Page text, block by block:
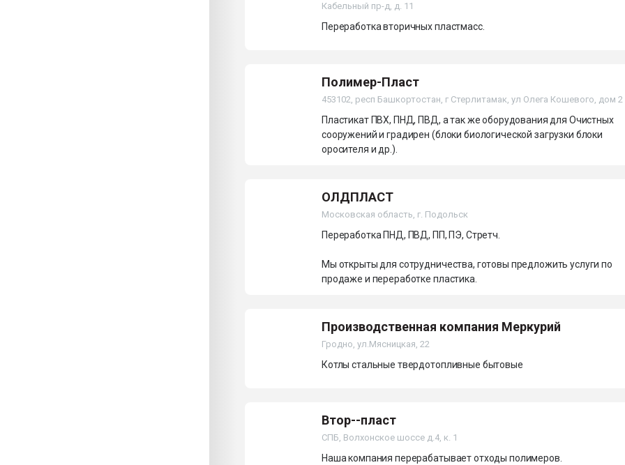
Кабельный пр-д, д. 11
Переработка вторичных пластмасс.
Полимер-Пласт
453102, респ Башкортостан, г Стерлитамак, ул Олега Кошевого, дом 2
Пластикат ПВХ, ПНД, ПВД, а так же оборудования для Очистных
сооружений и градирен (блоки биологической загрузки блоки
оросителя и др.).
ОЛДПЛАСТ
Московская область, г. Подольск
Переработка ПНД, ПВД, ПП, ПЭ, Стретч.
Мы открыты для сотрудничества, готовы предложить услуги по
продаже и переработке пластика.
Производственная компания Меркурий
Гродно, ул.Мясницкая, 22
Котлы стальные твердотопливные бытовые
Втор--пласт
СПБ, Волхонское шоссе д.4, к. 1
Наша компания перерабатывает отходы полимеров.